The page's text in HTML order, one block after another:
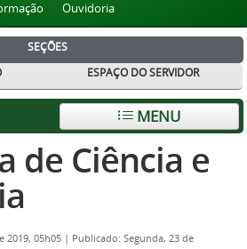
Ouvidoria
SEÇÕES
ESPAÇO DO SERVIDOR
MENU
de Ciência e
2019, 05h05 | Publicado: Segunda, 23 de